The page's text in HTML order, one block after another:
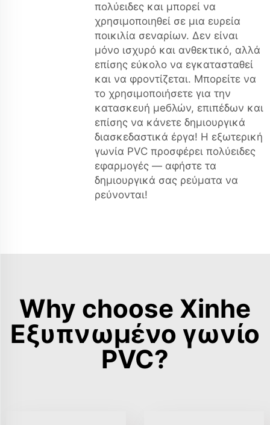
πολύειδες και μπορεί να
χρησιμοποιηθεί σε μια ευρεία
ποικιλία σεναρίων. Δεν είναι
μόνο ισχυρό και ανθεκτικό, αλλά
επίσης εύκολο να εγκατασταθεί
και να φροντίζεται. Μπορείτε να
το χρησιμοποιήσετε για την
κατασκευή μебλών, επιπέδων και
επίσης να κάνετε δημιουργικά
διασκεδαστικά έργα! Η εξωτερική
γωνία PVC προσφέρει πολύειδες
εφαρμογές — αφήστε τα
δημιουργικά σας ρεύματα να
ρεύνονται!
Why choose Xinhe
Εξυπνωμένο γωνίο
PVC?